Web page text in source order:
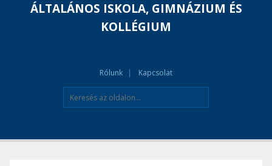
ÁLTALÁNOS ISKOLA, GIMNÁZIUM ÉS
KOLLÉGIUM
Rólunk Kapcsolat